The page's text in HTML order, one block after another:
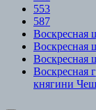
553
587
Воскресная
Воскресная
Воскресная
Воскресная
княгини